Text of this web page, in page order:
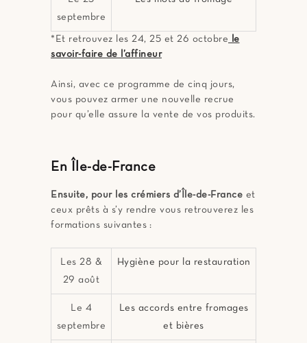
septembre
*Et retrouvez les 24, 25 et 26 octobre le
savoir-faire de l’affineur
Ainsi, avec ce programme de cinq jours,
vous pouvez armer une nouvelle recrue
pour qu’elle assure la vente de vos produits.
En Île-de-France
Ensuite, pour les crémiers d’Île-de-France et
ceux prêts à s’y rendre vous retrouverez les
formations suivantes :
Les 28 &
29 août
Hygiène pour la restauration
Le 4
septembre
Les accords entre fromages
et bières